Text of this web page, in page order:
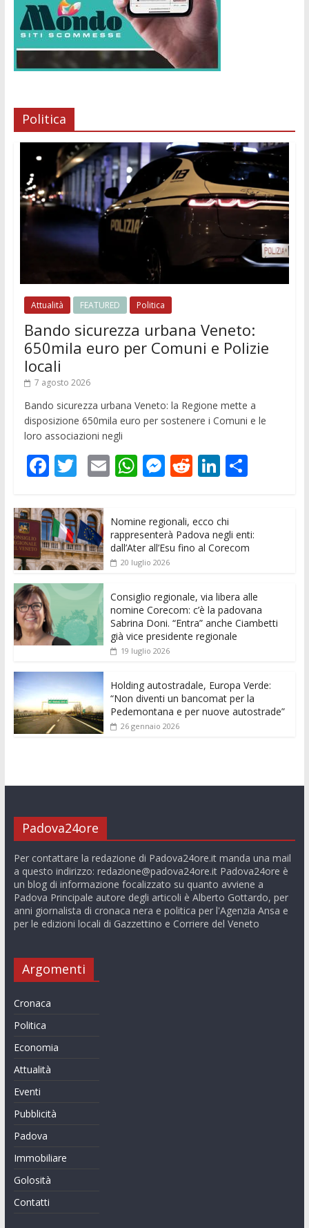
Politica
Attualità FEATURED Politica
Bando sicurezza urbana Veneto:
650mila euro per Comuni e Polizie
locali
7 agosto 2026
Bando sicurezza urbana Veneto: la Regione mette a
disposizione 650mila euro per sostenere i Comuni e le
loro associazioni negli
F
e
b
o
o
k
T
itt
er
E
l
W
s
A
p
p
M
ss
e
n
er
R
di
t
Li
k
e
dI
C
di
vi
Nomine regionali, ecco chi
rappresenterà Padova negli enti:
dall’Ater all’Esu fino al Corecom
20 luglio 2026
Consiglio regionale, via libera alle
nomine Corecom: c’è la padovana
Sabrina Doni. “Entra” anche Ciambetti
già vice presidente regionale
19 luglio 2026
Holding autostradale, Europa Verde:
“Non diventi un bancomat per la
Pedemontana e per nuove autostrade”
26 gennaio 2026
Padova24ore
Per contattare la redazione di Padova24ore.it manda una mail
a questo indirizzo: redazione@padova24ore.itPadova24ore è
un blog di informazione focalizzato su quanto avviene a
Padova Principale autore degli articoli è Alberto Gottardo, per
anni giornalista di cronaca nera e politica per l'Agenzia Ansa e
per le edizioni locali di Gazzettino e Corriere del Veneto
Argomenti
Cronaca
Politica
Economia
Attualità
Eventi
Pubblicità
Padova
Immobiliare
Golosità
Contatti